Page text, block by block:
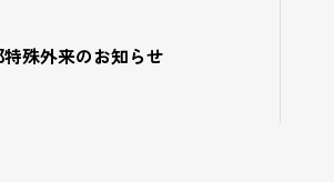
殊外来のお知らせ